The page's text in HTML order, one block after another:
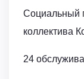
Социальный
коллектива
24